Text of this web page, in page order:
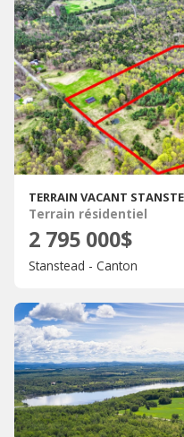
TERRAIN VACANT
Terrain résidentiel
2 795 000$
Stanstead - Canton